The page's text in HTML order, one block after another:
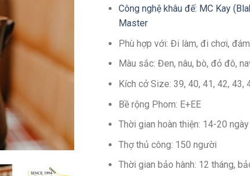
Công nghệ khâu đế: MC Kay
Master
Phù hợp với: Đi làm, đi chơi,
Màu sắc: Đen, nâu, bò, đỏ đô,
Kích cở Size: 39, 40, 41, 42,
Bề rộng Phom: E+EE
Thời gian hoàn thiện: 14-20
Thợ thủ công: 150 người
Thời gian bảo hành: 12 tháng,